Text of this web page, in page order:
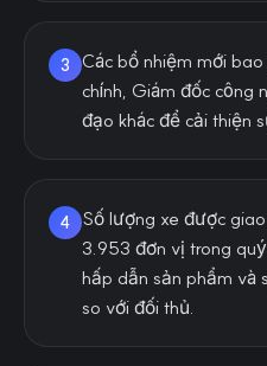
3
Các bổ nhiệm mới
chính, Giám đốc công
đạo khác để cải thiện
4
Số lượng xe được
3.953 đơn vị trong
hấp dẫn sản phẩm và
so với đối thủ.